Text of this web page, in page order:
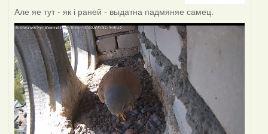
Але яе тут - як і раней - выдатна падмяняе самец.